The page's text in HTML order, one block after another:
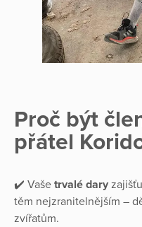
Proč být
přátel
✔️ Vaše trvalé dary
těm nejzranitelnějším –
zvířatům.